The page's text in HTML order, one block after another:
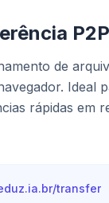
P2P
de
Ideal
rápidas em
transfer